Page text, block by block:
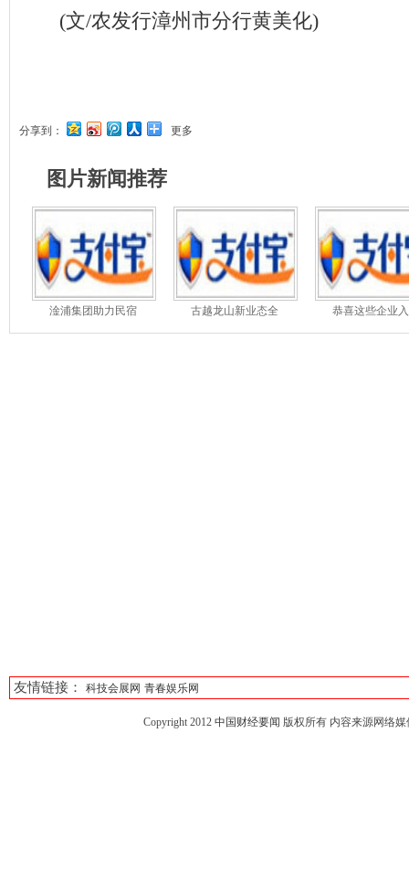
(文/农发行漳州市分行黄美化)
分享到： 更多
图片新闻推荐
淦浦集团助力民宿 古越龙山新业态全 恭喜这些企业
友情链接： 科技会展网 青春娱乐网
Copyright 2012 中国财经要闻 版权所有 内容来源网络